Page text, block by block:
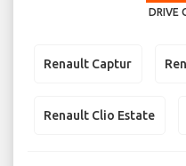
DRIVE
Renault Captur
Renault Clio Estate